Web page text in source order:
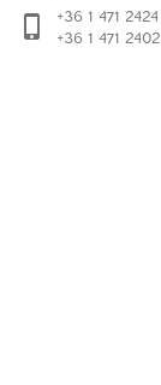
+36 1 471 2424
+36 1 471 2402